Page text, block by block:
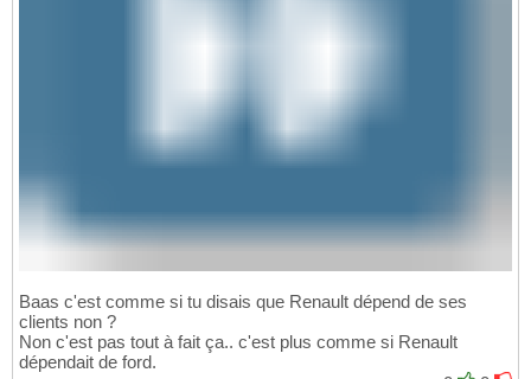
Baas c'est comme si tu disais que Renault dépend de ses
clients non ?
Non c'est pas tout à fait ça.. c'est plus comme si Renault
dépendait de ford.